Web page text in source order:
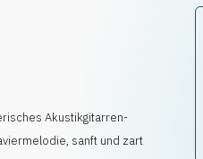
Akustikgitarren-
sanft und zart